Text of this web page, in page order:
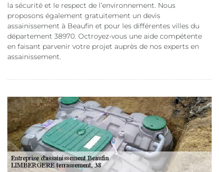
la sécurité et le respect de l’environnement. Nous
proposons également gratuitement un devis
assainissement à Beaufin et pour les différentes villes du
département 38970. Octroyez-vous une aide compétente
en faisant parvenir votre projet auprès de nos experts en
assainissement.